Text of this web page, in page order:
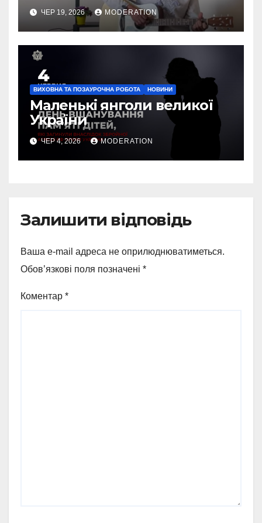
ЧЕР 19, 2026 MODERATION
ВИХОВНА ТА ПОЗАУРОЧНА РОБОТА НОВИНИ
Маленькі янголи великої
України
ЧЕР 4, 2026 MODERATION
Залишити відповідь
Ваша e-mail адреса не оприлюднюватиметься.
Обов’язкові поля позначені *
Коментар *